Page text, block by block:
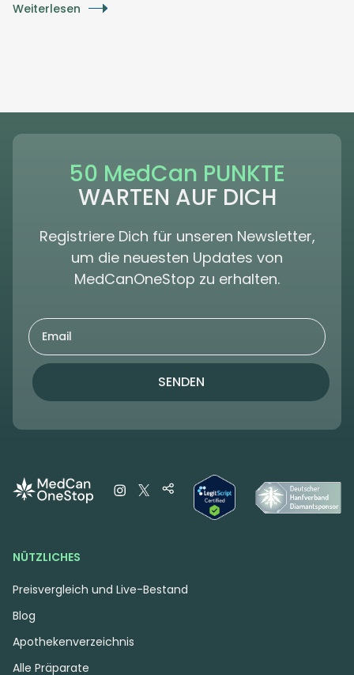
Weiterlesen
50 MedCan PUNKTE
WARTEN AUF DICH
Registriere Dich für unseren Newsletter,
um die neuesten Updates von
MedCanOneStop zu erhalten.
SENDEN
NÜTZLICHES
Preisvergleich und Live-Bestand
Blog
Apothekenverzeichnis
Alle Präparate